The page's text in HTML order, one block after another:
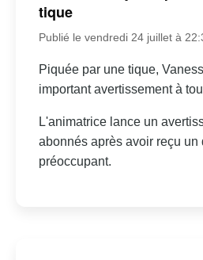
tique
Publié le vendredi 24 juillet à
Piquée par une tique,
important avertissement à
L'animatrice lance un
abonnés après avoir reçu un
préoccupant.